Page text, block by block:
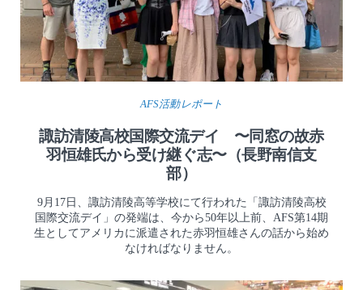
AFS活動レポート
諏訪清陵高校国際交流デイ 〜同窓の故赤
羽恒雄氏から受け継ぐ志〜（長野南信支
部）
9月17日、諏訪清陵高等学校にて行われた「諏訪清陵高校
国際交流デイ」の発端は、今から50年以上前、AFS第14期
生としてアメリカに派遣された赤羽恒雄さんの話から始め
なければなりません。